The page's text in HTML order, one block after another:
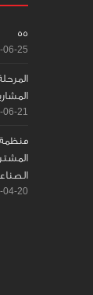
55
06-25
06-21
04-20